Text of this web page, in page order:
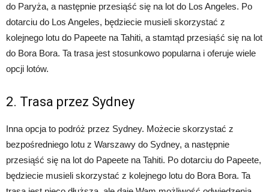
do Paryża, a następnie przesiąść się na lot do Los Angeles. Po
dotarciu do Los Angeles, będziecie musieli skorzystać z
kolejnego lotu do Papeete na Tahiti, a stamtąd przesiąść się na lot
do Bora Bora. Ta trasa jest stosunkowo popularna i oferuje wiele
opcji lotów.
2. Trasa przez Sydney
Inna opcja to podróż przez Sydney. Możecie skorzystać z
bezpośredniego lotu z Warszawy do Sydney, a następnie
przesiąść się na lot do Papeete na Tahiti. Po dotarciu do Papeete,
będziecie musieli skorzystać z kolejnego lotu do Bora Bora. Ta